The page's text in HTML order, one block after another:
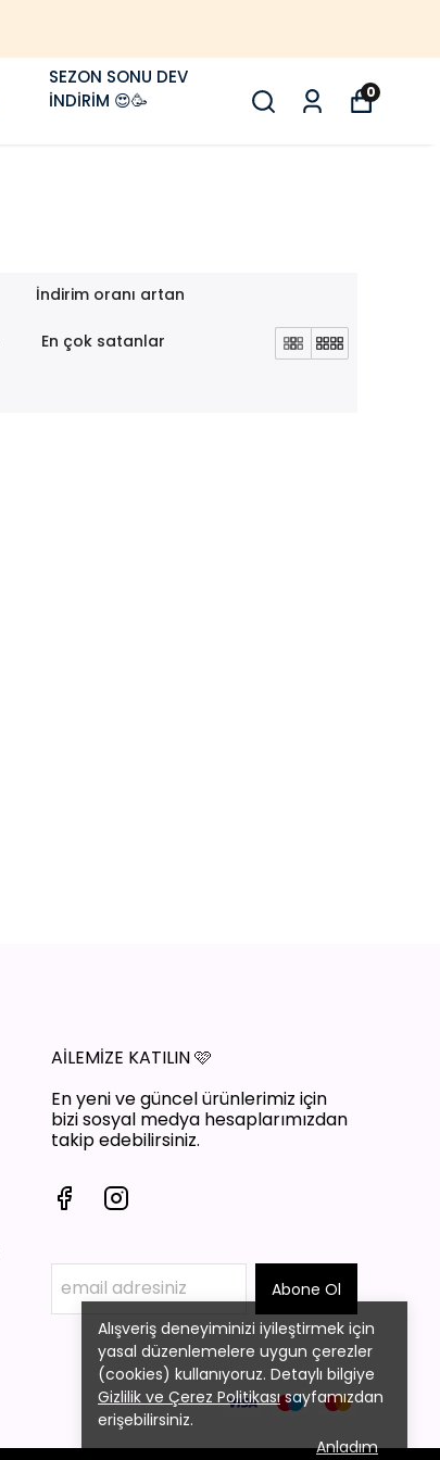
SEZON SONU DEV
İNDİRİM 😍🥳
0
Alışveriş deneyiminizi iyileştirmek için
yasal düzenlemelere uygun çerezler
(cookies) kullanıyoruz. Detaylı bilgiye
Gizlilik ve Çerez Politikasısayfamızdan
erişebilirsiniz.
Anladım
İndirim oranı artan
En çok satanlar
AİLEMİZE KATILIN🩷
En yeni ve güncel ürünlerimiz için
bizi sosyal medya hesaplarımızdan
takip edebilirsiniz.
Abone Ol